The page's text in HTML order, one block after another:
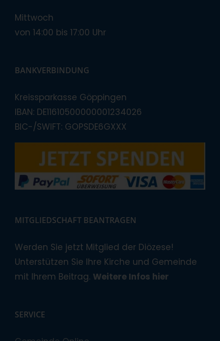
Mittwoch
von 14:00 bis 17:00 Uhr
BANKVERBINDUNG
Kreissparkasse Göppingen
IBAN: DE11610500000001234026
BIC-/SWIFT: GOPSDE6GXXX
MITGLIEDSCHAFT BEANTRAGEN
Werden Sie jetzt Mitglied der Diözese!
Unterstützen Sie Ihre Kirche und Gemeinde
mit Ihrem Beitrag. Weitere Infos hier
SERVICE